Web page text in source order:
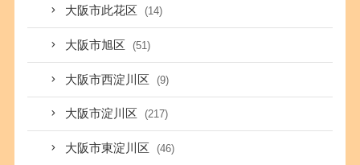
大阪市此花区 (14)
大阪市旭区 (51)
大阪市西淀川区 (9)
大阪市淀川区 (217)
大阪市東淀川区 (46)